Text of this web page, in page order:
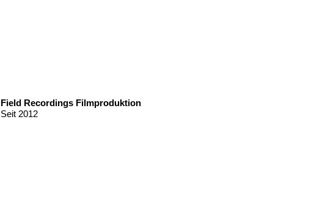
Field Recordings Filmproduktion
Seit 2012